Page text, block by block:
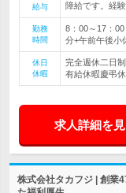
給与
障給です。経
勤務
時間
8：00～17：
分+午前午後小
休日
休暇
完全週休二日
有給休暇慶弔
求人詳細を
株式会社タカフジ | 創業